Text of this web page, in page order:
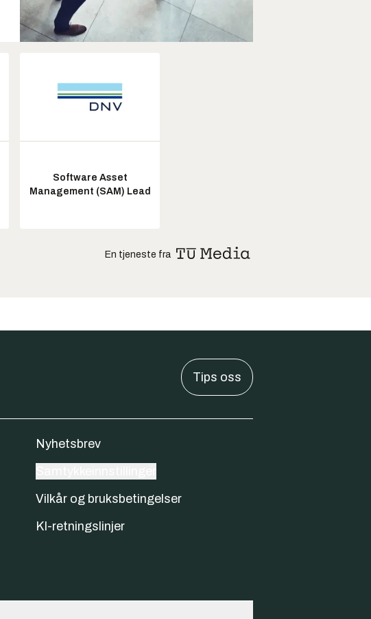
Software Asset
Management (SAM) Lead
En tjeneste fra
Tips oss
Nyhetsbrev
Vilkår og bruksbetingelser
KI-retningslinjer